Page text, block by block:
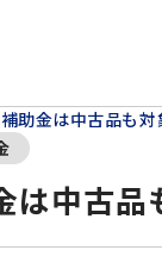
助金は中古品も
は中古